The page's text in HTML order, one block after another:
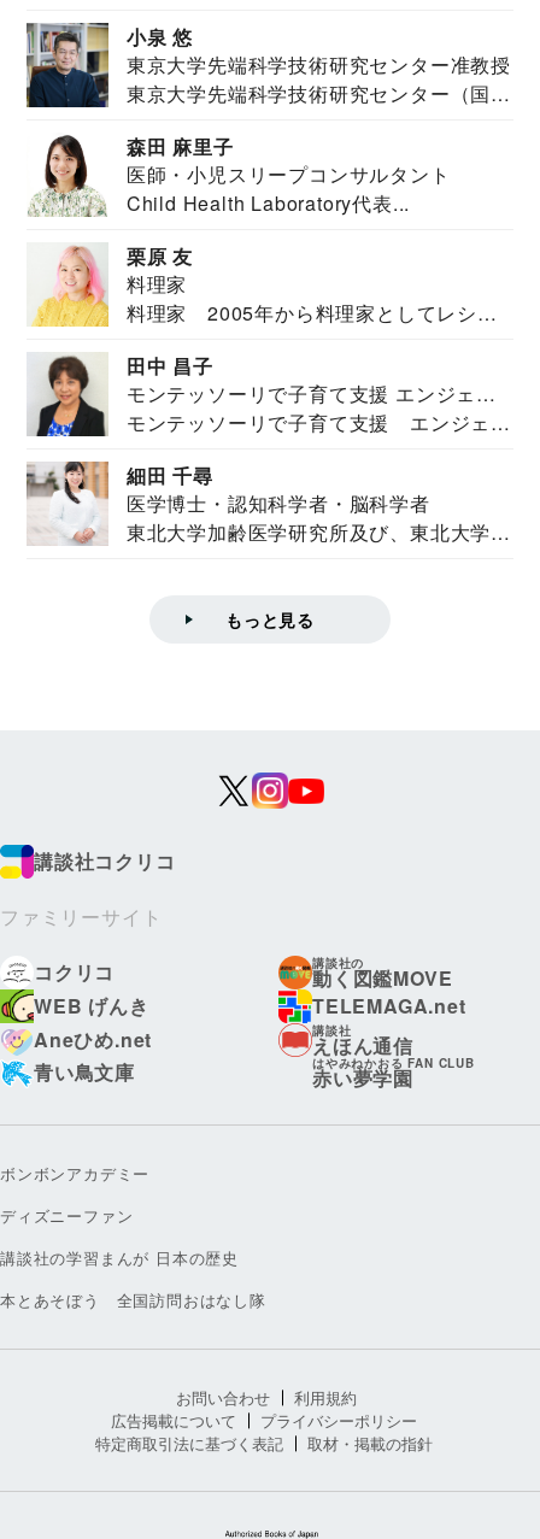
小泉 悠
東京大学先端科学技術研究センター准教授
東京大学先端科学技術研究センター（国際
森田 麻里子
医師・小児スリープコンサルタント
Child Health Laboratory代表...
栗原 友
料理家
料理家 2005年から料理家としてレシピ
田中 昌子
モンテッソーリで子育て支援 エンジェル
ズハウス研究所所長
モンテッソーリで子育て支援 エンジェル
細田 千尋
医学博士・認知科学者・脳科学者
東北大学加齢医学研究所及び、東北大学大
もっと見る
講談社コクリコ
ファミリーサイト
コクリコ
講談社の
動く図鑑MOVE
WEB げんき
TELEMAGA.net
Aneひめ.net
講談社
えほん通信
青い鳥文庫
はやみねかおる FAN CLUB
赤い夢学園
ボンボンアカデミー
ディズニーファン
講談社の学習まんが 日本の歴史
本とあそぼう 全国訪問おはなし隊
お問い合わせ
利用規約
広告掲載について
プライバシーポリシー
特定商取引法に基づく表記
取材・掲載の指針